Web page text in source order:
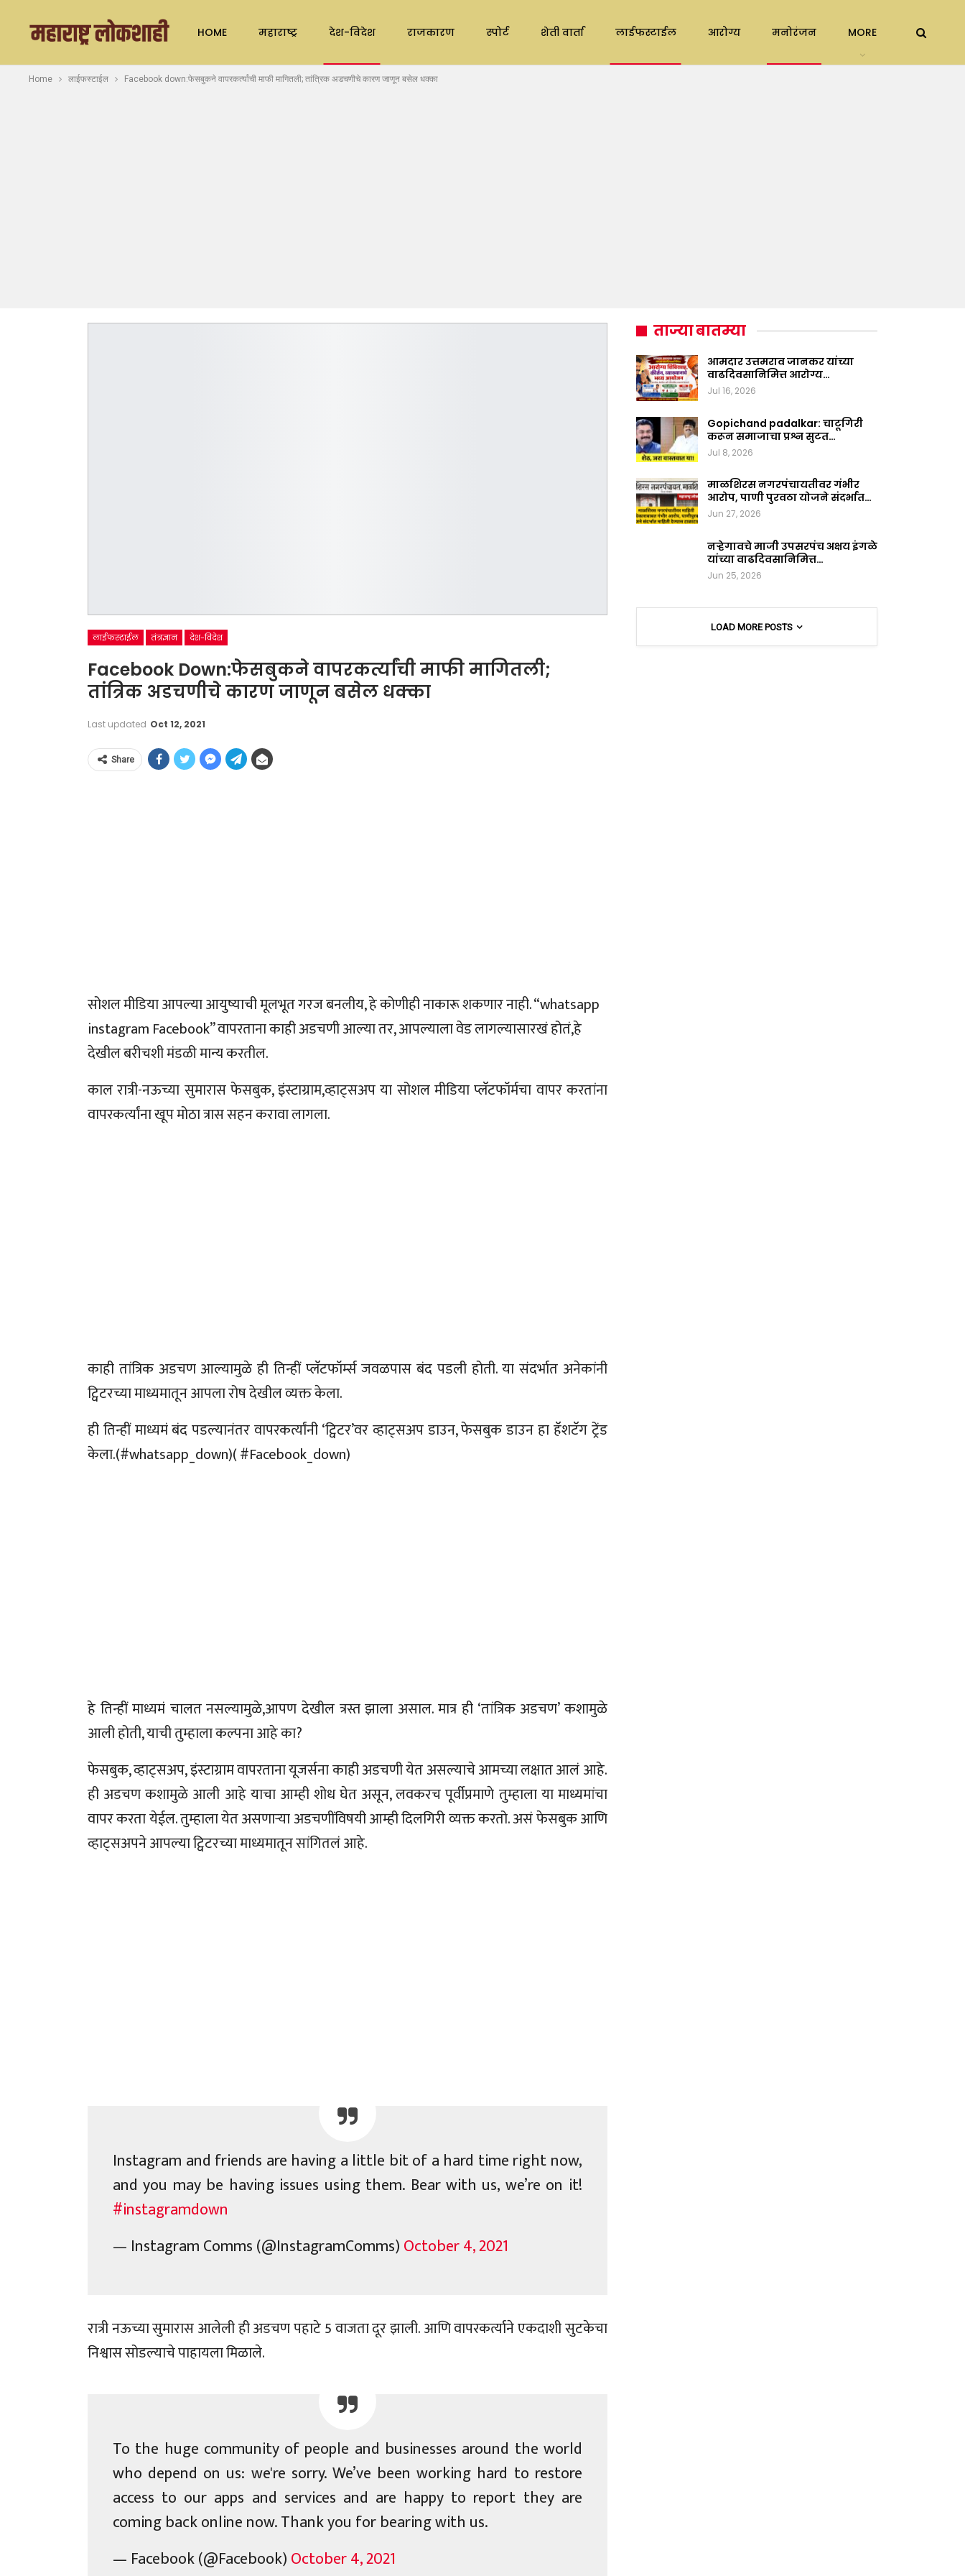
HOME महाराष्ट्र देश-विदेश राजकारण स्पोर्ट शेती वार्ता लाईफस्टाईल आरोग्य मनोरंजन MORE
Home लाईफस्टाईल Facebook down:फेसबुकने वापरकर्त्यांची माफी मागितली; तांत्रिक अडचणीचे कारण जाणून बसेल धक्का
लाईफस्टाईल तंत्रज्ञान देश-विदेश
Facebook Down:फेसबुकने वापरकर्त्यांची माफी मागितली;
तांत्रिक अडचणीचे कारण जाणून बसेल धक्का
Last updated Oct 12, 2021
Share
सोशल मीडिया आपल्या आयुष्याची मूलभूत गरज बनलीय, हे कोणीही नाकारू शकणार नाही. “whatsapp
instagram Facebook” वापरताना काही अडचणी आल्या तर, आपल्याला वेड लागल्यासारखं होतं,हे
देखील बरीचशी मंडळी मान्य करतील.
काल रात्री-नऊच्या सुमारास फेसबुक, इंस्टाग्राम,व्हाट्सअप या सोशल मीडिया प्लॅटफॉर्मचा वापर करतांना
वापरकर्त्यांना खूप मोठा त्रास सहन करावा लागला.
काही तांत्रिक अडचण आल्यामुळे ही तिन्हीं प्लॅटफॉर्म्स जवळपास बंद पडली होती. या संदर्भात अनेकांनी
ट्विटरच्या माध्यमातून आपला रोष देखील व्यक्त केला.
ही तिन्हीं माध्यमं बंद पडल्यानंतर वापरकर्त्यांनी ‘ट्विटर’वर व्हाट्सअप डाउन, फेसबुक डाउन हा हॅशटॅग ट्रेंड
केला.(#whatsapp_down)( #Facebook_down)
हे तिन्हीं माध्यमं चालत नसल्यामुळे,आपण देखील त्रस्त झाला असाल. मात्र ही ‘तांत्रिक अडचण’ कशामुळे
आली होती, याची तुम्हाला कल्पना आहे का?
फेसबुक, व्हाट्सअप, इंस्टाग्राम वापरताना यूजर्सना काही अडचणी येत असल्याचे आमच्या लक्षात आलं आहे.
ही अडचण कशामुळे आली आहे याचा आम्ही शोध घेत असून, लवकरच पूर्वीप्रमाणे तुम्हाला या माध्यमांचा
वापर करता येईल. तुम्हाला येत असणार्‍या अडचणींविषयी आम्ही दिलगिरी व्यक्त करतो. असं फेसबुक आणि
व्हाट्सअपने आपल्या ट्विटरच्या माध्यमातून सांगितलं आहे.
Instagram and friends are having a little bit of a hard time right now,
and you may be having issues using them. Bear with us, we’re on it!
#instagramdown
— Instagram Comms (@InstagramComms)October 4, 2021
रात्री नऊच्या सुमारास आलेली ही अडचण पहाटे 5 वाजता दूर झाली. आणि वापरकर्त्याने एकदाशी सुटकेचा
निश्वास सोडल्याचे पाहायला मिळाले.
To the huge community of people and businesses around the world
who depend on us: we're sorry. We’ve been working hard to restore
access to our apps and services and are happy to report they are
coming back online now. Thank you for bearing with us.
— Facebook (@Facebook)October 4, 2021
ताज्या बातम्या
आमदार उत्तमराव जानकर यांच्या
वाढदिवसानिमित्त आरोग्य…
Jul 16, 2026
Gopichand padalkar: चाटूगिरी
करून समाजाचा प्रश्न सुटत…
Jul 8, 2026
माळशिरस नगरपंचायतीवर गंभीर
आरोप, पाणी पुरवठा योजने संदर्भात…
Jun 27, 2026
नऱ्हेगावचे माजी उपसरपंच अक्षय इंगळे
यांच्या वाढदिवसानिमित्त…
Jun 25, 2026
LOAD MORE POSTS